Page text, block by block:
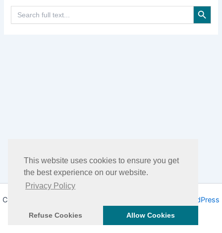
This website uses cookies to ensure you get
the best experience on our website.
Privacy Policy
Refuse Cookies Allow Cookies
Search
for:
Search Button
Copyright © 2026 DHEA Facts | Propulsé par
Thème WordPress